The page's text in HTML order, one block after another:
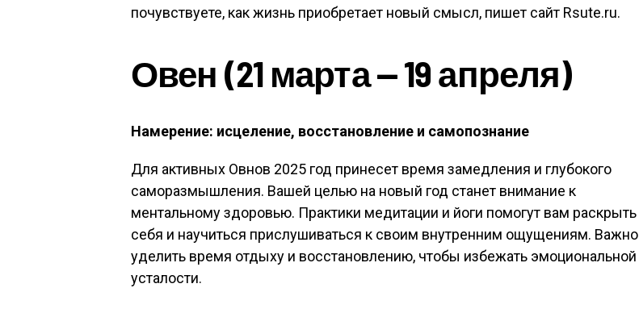
почувствуете, как жизнь приобретает новый смысл, пишет сайт Rsute.ru.
Овен (21 марта — 19 апреля)
Намерение: исцеление, восстановление и самопознание
Для активных Овнов 2025 год принесет время замедления и глубокого
саморазмышления. Вашей целью на новый год станет внимание к
ментальному здоровью. Практики медитации и йоги помогут вам раскрыть
себя и научиться прислушиваться к своим внутренним ощущениям. Важно
уделить время отдыху и восстановлению, чтобы избежать эмоциональной
усталости.